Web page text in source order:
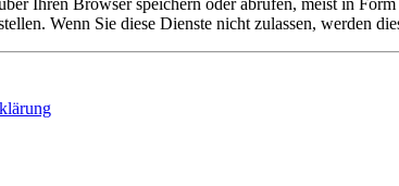
Ihren Browser speichern oder abrufen, meist in
Wenn Sie diese Dienste nicht zulassen, werden